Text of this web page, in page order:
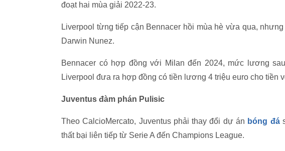
đoạt hai mùa giải 2022-23.
Liverpool từng tiếp cận Bennacer hồi mùa hè vừa qua,
Darwin Nunez.
Bennacer có hợp đồng với Milan đến 2024, mức lương
Liverpool đưa ra hợp đồng có tiền lương 4 triệu euro cho tiền
Juventus đàm phán Pulisic
Theo CalcioMercato, Juventus phải thay đổi dự án bóng đá
thất bại liên tiếp từ Serie A đến Champions League.